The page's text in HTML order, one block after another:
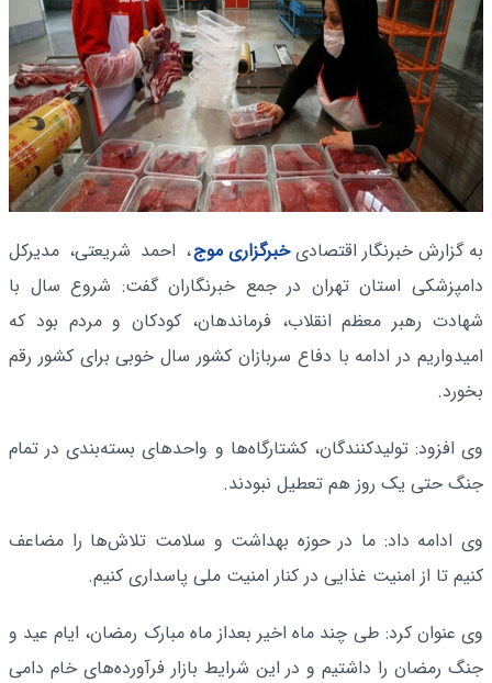
به گزارش خبرنگار اقتصادیخبرگزاری موج، احمد شریعتی، مدیرکل
دامپزشکی استان تهران در جمع خبرنگاران گفت: شروع سال با
شهادت رهبر معظم انقلاب، فرماندهان، کودکان و مردم بود که
امیدواریم در ادامه با دفاع سربازان کشور سال خوبی برای کشور رقم
بخورد.
وی افزود: تولیدکنندگان، کشتارگاه‌ها و واحدهای بسته‌بندی در تمام
جنگ حتی یک روز هم تعطیل نبودند.
وی ادامه داد: ما در حوزه بهداشت و سلامت تلاش‌ها را مضاعف
کنیم تا از امنیت غذایی در کنار امنیت ملی پاسداری کنیم.
وی عنوان کرد: طی چند ماه اخیر بعداز ماه مبارک رمضان، ایام عید و
جنگ رمضان را داشتیم و در این شرایط بازار فرآورده‌های خام دامی